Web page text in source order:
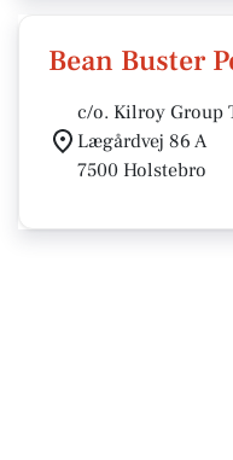
Bean Buster
c/o. Kilroy Group
Lægårdvej 86 A
7500 Holstebro